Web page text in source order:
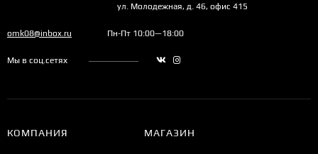
ул. Молодежная, д. 46, офис 415
omk08@inbox.ru Пн-Пт 10:00—18:00
Мы в соц.сетях
КОМПАНИЯ МАГАЗИН